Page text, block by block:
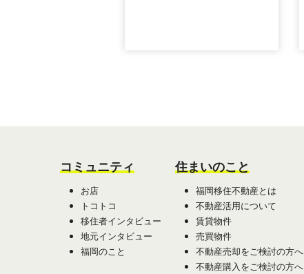
コミュニティ
お店
トコトコ
移住者インタビュー
地元インタビュー
福岡のこと
住まいのこと
福岡移住不動産とは
不動産活用について
賃貸物件
売買物件
不動産売却をご検討の方へ
不動産購入をご検討の方へ